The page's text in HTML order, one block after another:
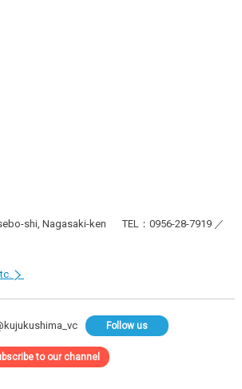
shi, Nagasaki-ken
TEL：0956-28-7919 ／
Follow us
to our channel